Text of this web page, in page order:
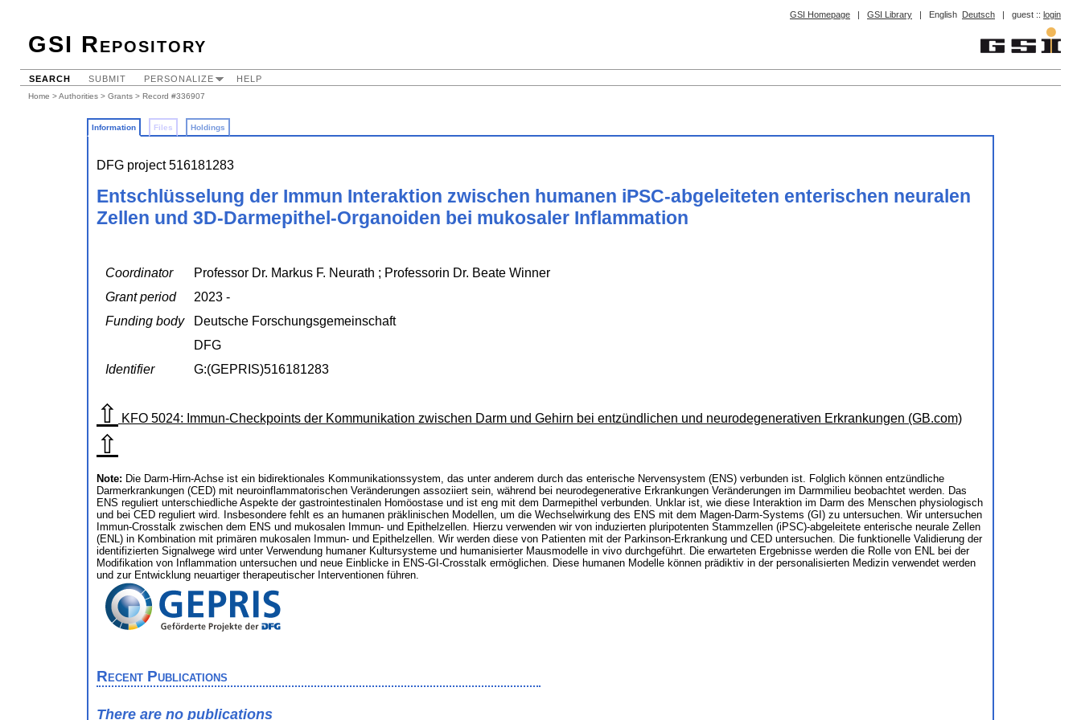
GSI Homepage | GSI Library | English Deutsch | guest :: login
GSI Repository
SEARCH SUBMIT PERSONALIZE HELP
Home >Authorities > Grants > Record #336907
Information Files Holdings
DFG project 516181283
Entschlüsselung der Immun Interaktion zwischen humanen iPSC-abgeleiteten enterischen neuralen
Zellen und 3D-Darmepithel-Organoiden bei mukosaler Inflammation
Coordinator
Professor Dr. Markus F. Neurath ; Professorin Dr. Beate Winner
Grant period
2023 -
Funding body
Deutsche Forschungsgemeinschaft
DFG
Identifier
G:(GEPRIS)516181283
⇧ KFO 5024: Immun-Checkpoints der Kommunikation zwischen Darm und Gehirn bei entzündlichen und neurodegenerativen Erkrankungen (GB.com)
⇧
Note: Die Darm-Hirn-Achse ist ein bidirektionales Kommunikationssystem, das unter anderem durch das enterische Nervensystem (ENS) verbunden ist. Folglich können entzündliche
Darmerkrankungen (CED) mit neuroinflammatorischen Veränderungen assoziiert sein, während bei neurodegenerative Erkrankungen Veränderungen im Darmmilieu beobachtet werden. Das
ENS reguliert unterschiedliche Aspekte der gastrointestinalen Homöostase und ist eng mit dem Darmepithel verbunden. Unklar ist, wie diese Interaktion im Darm des Menschen physiologisch
und bei CED reguliert wird. Insbesondere fehlt es an humanen präklinischen Modellen, um die Wechselwirkung des ENS mit dem Magen-Darm-Systems (GI) zu untersuchen. Wir untersuchen
Immun-Crosstalk zwischen dem ENS und mukosalen Immun- und Epithelzellen. Hierzu verwenden wir von induzierten pluripotenten Stammzellen (iPSC)-abgeleitete enterische neurale Zellen
(ENL) in Kombination mit primären mukosalen Immun- und Epithelzellen. Wir werden diese von Patienten mit der Parkinson-Erkrankung und CED untersuchen. Die funktionelle Validierung der
identifizierten Signalwege wird unter Verwendung humaner Kultursysteme und humanisierter Mausmodelle in vivo durchgeführt. Die erwarteten Ergebnisse werden die Rolle von ENL bei der
Modifikation von Inflammation untersuchen und neue Einblicke in ENS-GI-Crosstalk ermöglichen. Diese humanen Modelle können prädiktiv in der personalisierten Medizin verwendet werden
und zur Entwicklung neuartiger therapeutischer Interventionen führen.
Recent Publications
There are no publications